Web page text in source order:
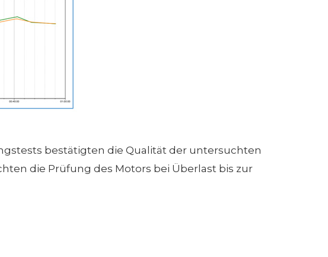
bestätigten die Qualität der untersuchten
die Prüfung des Motors bei Überlast bis zur